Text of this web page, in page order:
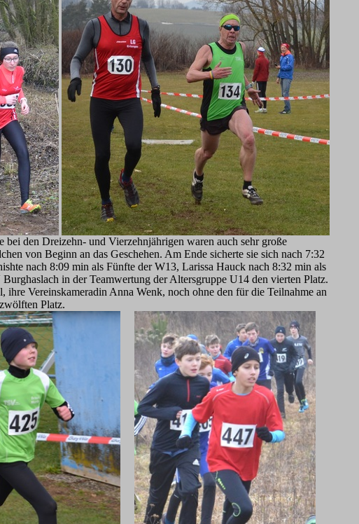
den Dreizehn- und Vierzehnjährigen waren auch sehr große
von Beginn an das Geschehen. Am Ende sicherte sie sich nach 7:32
nach 8:09 min als Fünfte der W13, Larissa Hauck nach 8:32 min als
in der Teamwertung der Altersgruppe U14 den vierten Platz.
Vereinskameradin Anna Wenk, noch ohne den für die Teilnahme an
Platz.